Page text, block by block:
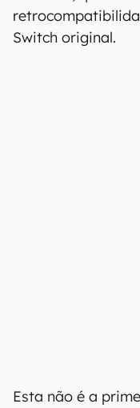
Switch original.
Esta não é a